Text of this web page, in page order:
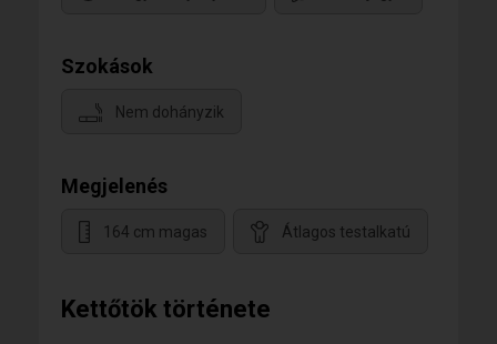
Kettőtök története
Szokások
Nem dohányzik
Megjelenés
164 cm magas Átlagos testalkatú